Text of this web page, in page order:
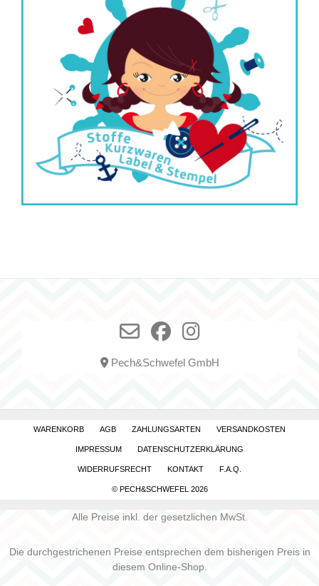
Pech&Schwefel GmbH
WARENKORB AGB ZAHLUNGSARTEN VERSANDKOSTEN
IMPRESSUM DATENSCHUTZERKLÄRUNG
WIDERRUFSRECHT KONTAKT F.A.Q.
© PECH&SCHWEFEL 2026
Alle Preise inkl. der gesetzlichen MwSt.
Die durchgestrichenen Preise entsprechen dem bisherigen Preis in
diesem Online-Shop.